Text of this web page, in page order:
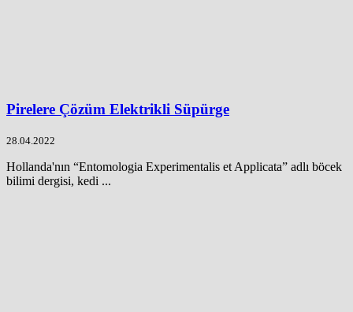
Pirelere Çözüm Elektrikli Süpürge
28.04.2022
Hollanda'nın “Entomologia Experimentalis et Applicata” adlı böcek
bilimi dergisi, kedi ...